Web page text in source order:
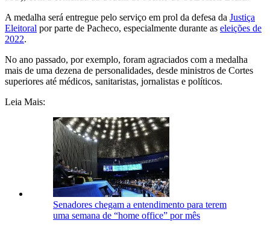
A medalha será entregue pelo serviço em prol da defesa da Justiça
Eleitoral por parte de Pacheco, especialmente durante as eleições de
2022.
No ano passado, por exemplo, foram agraciados com a medalha
mais de uma dezena de personalidades, desde ministros de Cortes
superiores até médicos, sanitaristas, jornalistas e políticos.
Leia Mais:
Senadores chegam a entendimento para terem
uma semana de “home office” por mês